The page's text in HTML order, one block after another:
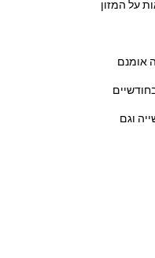
על המזון
אומנם
וגם